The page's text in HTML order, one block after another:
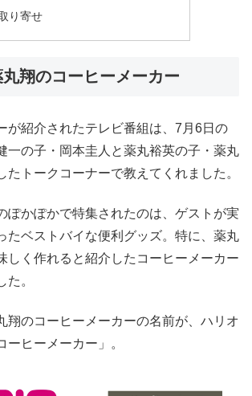
り寄せ
翔のコーヒーメーカー
が紹介されたテレビ番組は、7月6日の
一の子・岡本圭人と薬丸裕英の子・薬丸
たトークコーナーで教えてくれました。
ぽかぽかで特集されたのは、ゲストが実
たベストバイな便利グッズ。特に、薬丸
しく作れると紹介したコーヒーメーカー
た。
翔のコーヒーメーカーの名前が、ハリオ
ーヒーメーカー」。